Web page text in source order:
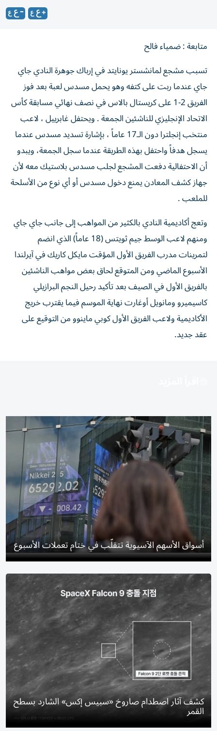
متابعة : ضمياء فالح
تسبب مشجع لمانشستر يونايتد في إرباك جوهرة النادي جاي
جاي عندما ربت على كتفه وهو يحمل مسدس لعبة بعد فوز
الفريق 2-1 على كريستال بالاس في نصف نهائي مسابقة كأس
الاتحاد الإنجليزي للناشئين الجمعة . ويحتفل غابرييل ، لاعب
منتخب إنجلترا دون الـ17 عاماً ، بإشارة تسديد مسدس عندما
يسجل هدفاً واحتفل بهذه الطريقة عندما سجل الجمعة، ويبدو
أن الاحتفالية دفعت المشجع لجلب مسدس بلاستيك معه لأن
جهاز كشف المعادن يمنع دخول مسدس أو أي نوع من الأسلحة
للملعب .
وتعج أكاديمية النادي بالكثير من المواهب إلى جانب جاي جاي
ومنهم لاعب الوسط جيم ثويتس (18 عاماً) الذي انضم
لتمرينات مدرب الفريق الأول المؤقت مايكل كاريك في آيرلندا
الأسبوع الماضي ومن المتوقع لحاق بعض مواهب الناشئين
بالفريق الأول في الصيف بعد تأكيد رحيل النجم البرازيلي
كاسيميرو ومانويل أوغارت نهاية الموسم فيما يقترب خريج
الأكاديمية ولاعب الفريق الأول كوبي ماينوو من التوقيع على
عقد جديد.
أسواق الأسهم الآسيوية تتقلّب في ختام تعملات الأسبوع
كشف آثار اصطدام صاروخ «سبيس إكس» الشارد بسطح
القمر